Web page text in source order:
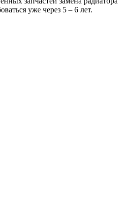
уже через 5 – 6 лет.